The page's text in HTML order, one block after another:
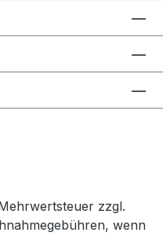
zzgl.
wenn